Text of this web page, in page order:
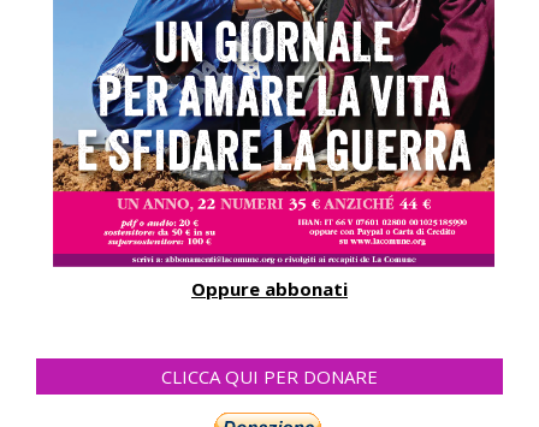
Oppure abbonati
CLICCA QUI PER DONARE